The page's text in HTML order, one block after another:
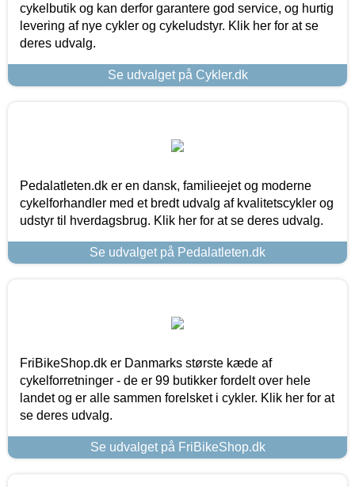
cykelbutik og kan derfor garantere god service, og hurtig
levering af nye cykler og cykeludstyr. Klik her for at se
deres udvalg.
Se udvalget på Cykler.dk
Pedalatleten.dk er en dansk, familieejet og moderne
cykelforhandler med et bredt udvalg af kvalitetscykler og
udstyr til hverdagsbrug. Klik her for at se deres udvalg.
Se udvalget på Pedalatleten.dk
FriBikeShop.dk er Danmarks største kæde af
cykelforretninger - de er 99 butikker fordelt over hele
landet og er alle sammen forelsket i cykler. Klik her for at
se deres udvalg.
Se udvalget på FriBikeShop.dk